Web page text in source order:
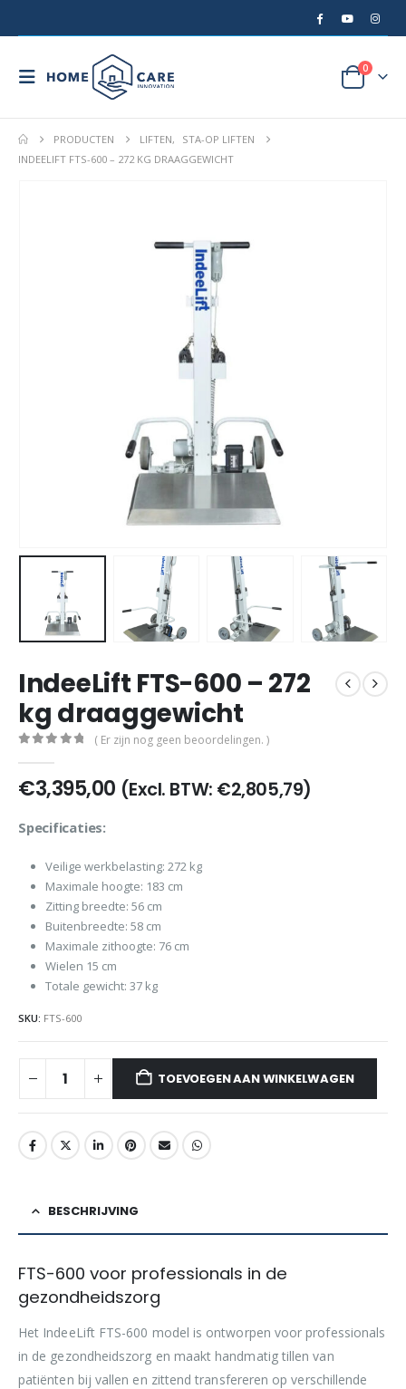
0
PRODUCTEN LIFTEN,
STA-OP LIFTEN
INDEELIFT FTS-600 – 272 KG DRAAGGEWICHT
IndeeLift FTS-600 – 272
kg draaggewicht
( Er zijn nog geen beoordelingen. )
€3,395,00 (Excl. BTW: €2,805,79)
Specificaties:
Veilige werkbelasting: 272 kg
Maximale hoogte: 183 cm
Zitting breedte: 56 cm
Buitenbreedte: 58 cm
Maximale zithoogte: 76 cm
Wielen 15 cm
Totale gewicht: 37 kg
SKU: FTS-600
TOEVOEGEN AAN WINKELWAGEN
BESCHRIJVING
FTS-600 voor professionals in de
gezondheidszorg
Het IndeeLift FTS-600 model is ontworpen voor professionals
in de gezondheidszorg en maakt handmatig tillen van
patiënten bij vallen en zittend transfereren op verschillende